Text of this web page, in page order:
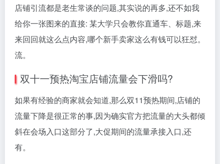
店铺引流都是老生常谈的问题,其实说的再多,还不如我
给你一张图来的直接: 某大学只会教你直通车、标题,来
来回回就这么点内容,哪个新手卖家这么有钱可以狂怼。
流。
双十一预热淘宝店铺流量会下滑吗?
如果有经验的商家就会知道,那么双11预热期间,店铺的
流量下降是很正常的事,因为确实官方把流量的大头都倾
斜在会场入口这部分了,大促期间的流量承接入口,还
有。